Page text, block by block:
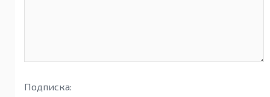
Подписка: